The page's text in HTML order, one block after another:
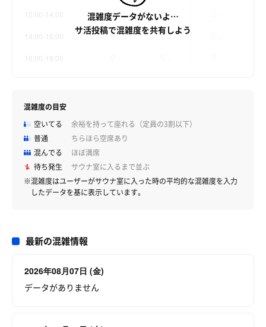
混雑度データがないよ…
サ活投稿で混雑度を共有しよう
0 件 0 件
0 0
混雑度の目安
空いてる
余裕を持って座れる（定員の3割以下）
普通
ちらほら空席あり
混んでる
ほぼ満席
待ち発生
サウナ室に入るまで並ぶ
※混雑度はユーザーがサウナ室に入った時の平均的な混雑度を入力
したデータを基に表示しています。
最新の混雑情報
2026年08月07日 (金)
データがありません